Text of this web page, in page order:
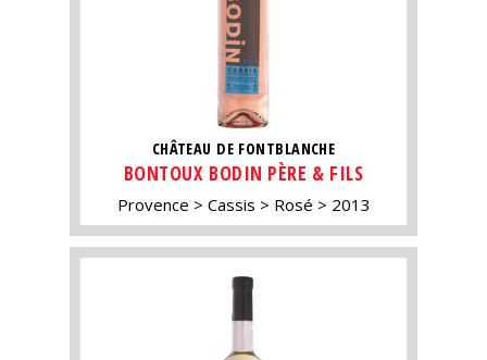
CHÂTEAU DE FONTBLANCHE
BONTOUX BODIN PÈRE & FILS
Provence Cassis Rosé 2013